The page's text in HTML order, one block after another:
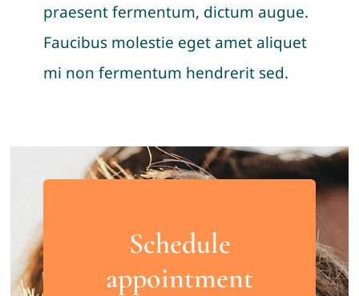
praesent fermentum, dictum augue.
Faucibus molestie eget amet aliquet
mi non fermentum hendrerit sed.
Schedule
appointment